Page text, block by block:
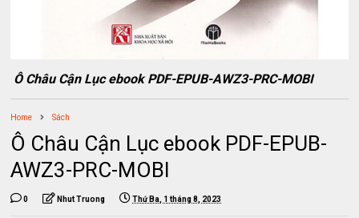
Ô Châu Cận Lục ebook PDF-EPUB-AWZ3-PRC-MOBI
Home Sách
Ô Châu Cận Lục ebook PDF-EPUB-
AWZ3-PRC-MOBI
0 Nhut Truong Thứ Ba, 1 tháng 8, 2023